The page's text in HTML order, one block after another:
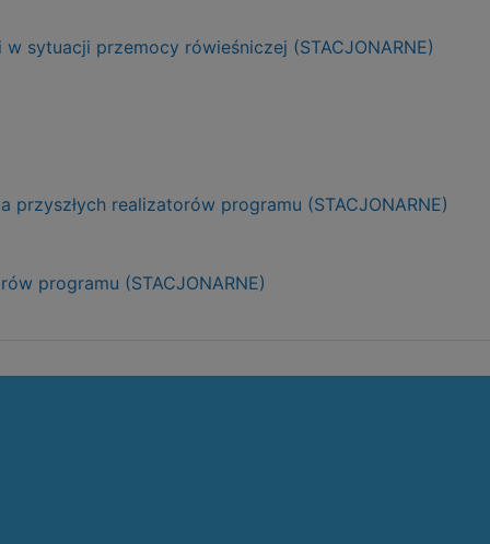
sytuacji przemocy rówieśniczej (STACJONARNE)
realizatorów programu (STACJONARNE)
programu (STACJONARNE)